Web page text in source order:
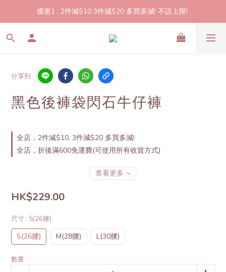
2件起包郵!(反應良好優惠期延長🎉!shop now!)
優惠1 : 2件減$10 3件減$20 多買多減! 不設上限!
優惠2: 立即登記做會員即送$20購物金,買滿$300即可使用!
分享到
黑色後褲袋閃石牛仔褲
全店，2件減$10, 3件減$20 多買多減!
全店，折後滿600免運費(可使用所有收貨方式)
查看更多
HK$229.00
尺寸 : S(26腰)
S(26腰) M(28腰) L(30腰)
數量